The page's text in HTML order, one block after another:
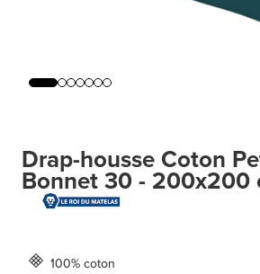
Drap-housse Coton
Bonnet 30 - 200x200
100% coton